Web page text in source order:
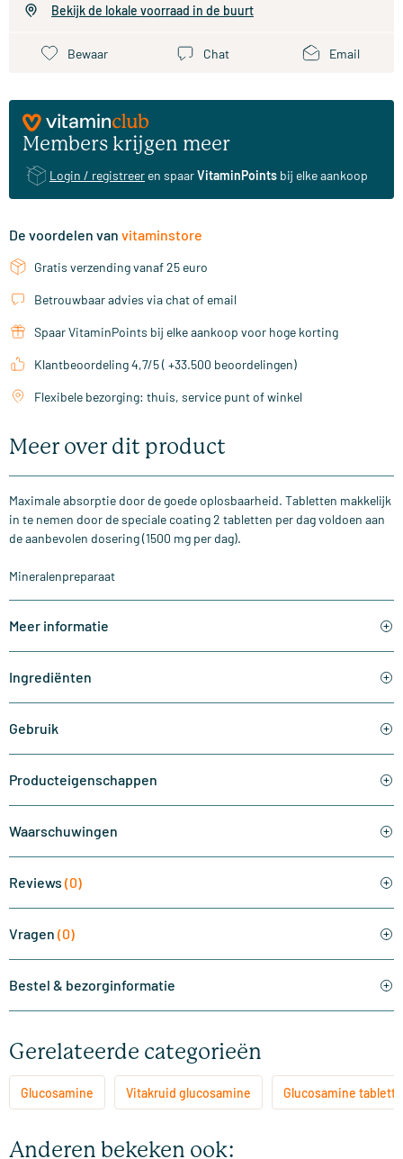
Bekijk de lokale voorraad in de buurt
Bewaar Chat Email
Members krijgen meer
Login / registreer en spaarVitaminPoints bij elke aankoop
De voordelen van vitaminstore
Gratis verzending vanaf 25 euro
Betrouwbaar advies via chat of email
Spaar VitaminPoints bij elke aankoop voor hoge korting
Klantbeoordeling 4,7/5 ( +33.500 beoordelingen)
Flexibele bezorging: thuis, service punt of winkel
Meer over dit product
Maximale absorptie door de goede oplosbaarheid. Tabletten makkelijk
in te nemen door de speciale coating 2 tabletten per dag voldoen aan
de aanbevolen dosering (1500 mg per dag).
Mineralenpreparaat
Meer informatie
Ingrediënten
Gebruik
Producteigenschappen
Waarschuwingen
Reviews (0)
Vragen (0)
Bestel & bezorginformatie
Gerelateerde categorieën
Glucosamine Vitakruid glucosamine Glucosamine
Anderen bekeken ook: